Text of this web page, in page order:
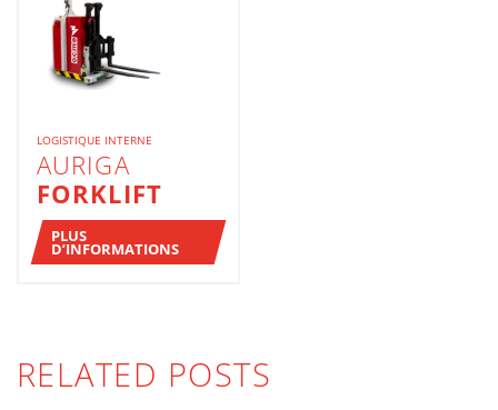
LOGISTIQUE INTERNE
AURIGA
FORKLIFT
PLUS
D’INFORMATIONS
RELATED POSTS